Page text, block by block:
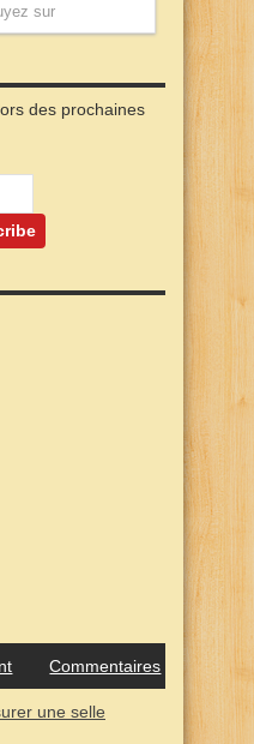
des prochaines
Commentaires
une selle